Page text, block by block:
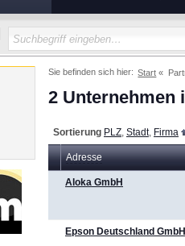
Sie befinden sich hier: Start
2 Unternehmen
Sortierung PLZ Stadt, Firma
Adresse
Aloka GmbH
Epson Deutschland GmbH